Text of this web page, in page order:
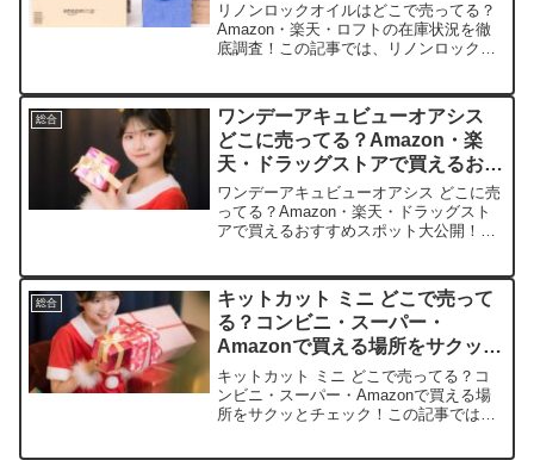
リノンロックオイルはどこで売ってる？
Amazon・楽天・ロフトの在庫状況を徹
底調査！この記事では、リノンロックオ
れやすい毎日に、きっと救いの手になる
はずです。店舗価格目...
総合
ワンデーアキュビューオアシス
どこに売ってる？Amazon・楽
天・ドラッグストアで買えるおす
すめスポット大公開！
ワンデーアキュビューオアシス どこに売
ってる？Amazon・楽天・ドラッグスト
アで買えるおすすめスポット大公開！こ
段、安く買える場所などを手短に紹介し
ます。コンタクト選び...
総合
キットカット ミニ どこで売って
る？コンビニ・スーパー・
Amazonで買える場所をサクッと
チェック！
キットカット ミニ どこで売ってる？コ
ンビニ・スーパー・Amazonで買える場
所をサクッとチェック！この記事ではネ